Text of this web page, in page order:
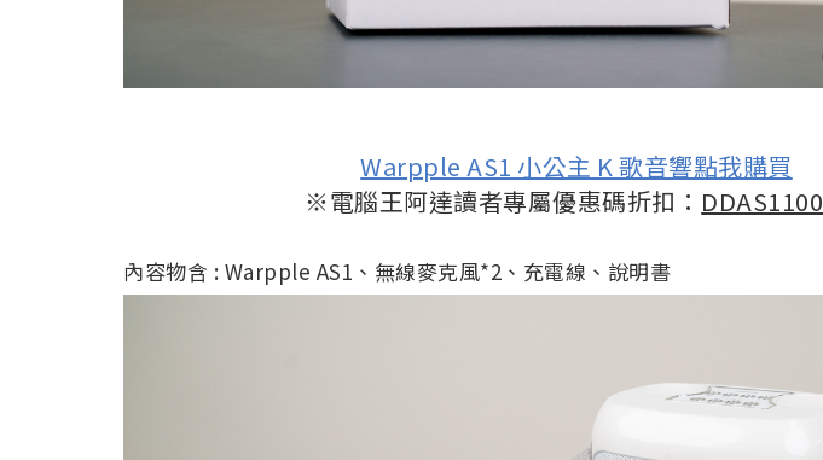
Warpple AS1 小公主 K 歌音響點我購買
※電腦王阿達讀者專屬優惠碼折扣： DDAS1100
內容物含 : Warpple AS1、無線麥克風*2、充電線、說明書